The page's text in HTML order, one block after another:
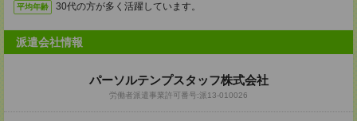
平均年齢 30代の方が多く活躍しています。
派遣会社情報
パーソルテンプスタッフ株式会社
労働者派遣事業許可番号:派13-010026